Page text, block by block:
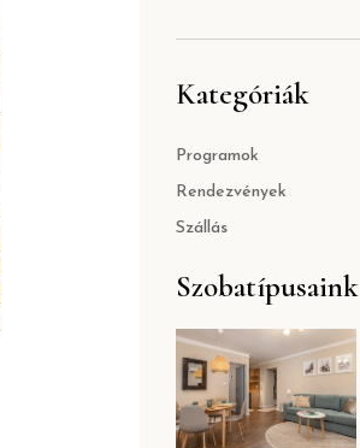
Kategóriák
Programok
Rendezvények
Szállás
Szobatípusaink